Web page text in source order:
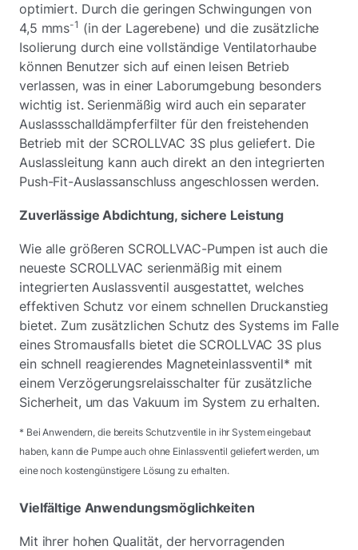
optimiert. Durch die geringen Schwingungen von
4,5 mms-1 (in der Lagerebene) und die zusätzliche
Isolierung durch eine vollständige Ventilatorhaube
können Benutzer sich auf einen leisen Betrieb
verlassen, was in einer Laborumgebung besonders
wichtig ist. Serienmäßig wird auch ein separater
Auslassschalldämpferfilter für den freistehenden
Betrieb mit der SCROLLVAC 3S plus geliefert. Die
Auslassleitung kann auch direkt an den integrierten
Push-Fit-Auslassanschluss angeschlossen werden.
Zuverlässige Abdichtung, sichere Leistung
Wie alle größeren SCROLLVAC-Pumpen ist auch die
neueste SCROLLVAC serienmäßig mit einem
integrierten Auslassventil ausgestattet, welches
effektiven Schutz vor einem schnellen Druckanstieg
bietet. Zum zusätzlichen Schutz des Systems im Falle
eines Stromausfalls bietet die SCROLLVAC 3S plus
ein schnell reagierendes Magneteinlassventil* mit
einem Verzögerungsrelaisschalter für zusätzliche
Sicherheit, um das Vakuum im System zu erhalten.
* Bei Anwendern, die bereits Schutzventile in ihr System eingebaut
haben, kann die Pumpe auch ohne Einlassventil geliefert werden, um
eine noch kostengünstigere Lösung zu erhalten.
Vielfältige Anwendungsmöglichkeiten
Mit ihrer hohen Qualität, der hervorragenden